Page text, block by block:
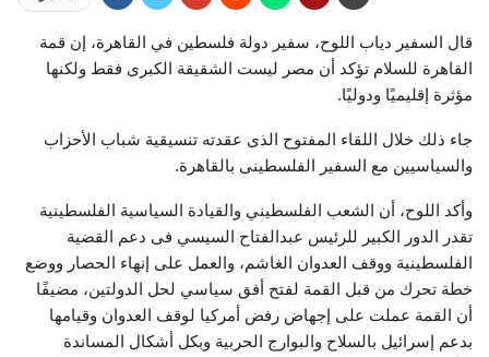
قال السفير دياب اللوح، سفير دولة فلسطين في القاهرة، إن قمة
القاهرة للسلام تؤكد أن مصر ليست الشقيقة الكبرى فقط ولكنها
مؤثرة إقليميًا ودوليًا.
جاء ذلك خلال اللقاء المفتوح الذى عقدته تنسيقية شباب الأحزاب
والسياسيين مع السفير الفلسطينى بالقاهرة.
وأكد اللوح، أن الشعب الفلسطيني والقيادة السياسية الفلسطينية
تقدر الدور الكبير للرئيس عبدالفتاح السيسي فى دعم القضية
الفلسطينية ووقف العدوان الغاشم، والعمل على إنهاء الحصار ووضع
خطة تحرك من قبل القمة لفتح أفق سياسي لحل الدولتين، مضيفًا
أن القمة عملت على إجهاض رفض أمركيا لوقف العدوان وقيامها
بدعم إسرائيل بالسلاح والبوارج الحربية وبكل أشكال المساندة